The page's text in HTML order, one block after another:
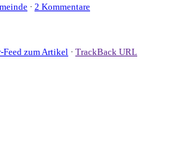
· 2 Kommentare
Feed zum Artikel · TrackBack URL